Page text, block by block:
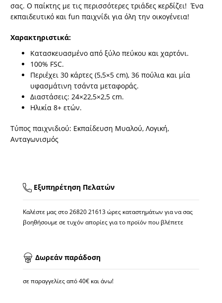
σας. Ο παίκτης με τις περισσότερες τριάδες κερδίζει! Ένα
εκπαιδευτικό και fun παιχνίδι για όλη την οικογένεια!
Χαρακτηριστικά:
Κατασκευασμένο από ξύλο πεύκου και χαρτόνι.
100% FSC.
Περιέχει 30 κάρτες (5,5×5 cm), 36 πούλια και μία
υφασμάτινη τσάντα μεταφοράς.
Διαστάσεις: 24×22,5×2,5 cm.
Ηλικία 8+ ετών.
Τύπος παιχνιδιού: Εκπαίδευση Μυαλού, Λογική,
Ανταγωνισμός
Εξυπηρέτηση Πελατών
Καλέστε μας στο26820 21613ώρες καταστημάτων για να σας
βοηθήσουμε σε τυχόν απορίες για το προϊόν που βλέπετε
Δωρεάν παράδοση
σε παραγγελίες από 40€ και άνω!